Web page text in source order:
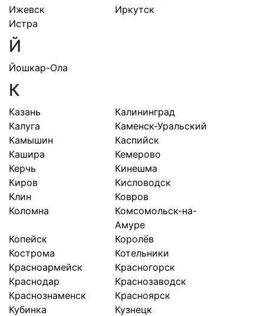
Ижевск
Иркутск
Истра
Й
Йошкар-Ола
К
Казань
Калининград
Калуга
Каменск-Уральский
Камышин
Каспийск
Кашира
Кемерово
Керчь
Кинешма
Киров
Кисловодск
Клин
Ковров
Коломна
Комсомольск-на-
Амуре
Копейск
Королёв
Кострома
Котельники
Красноармейск
Красногорск
Краснодар
Краснозаводск
Краснознаменск
Красноярск
Кубинка
Кузнецк